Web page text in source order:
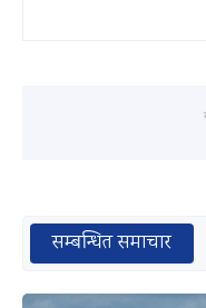
सम्बन्धित समाचार